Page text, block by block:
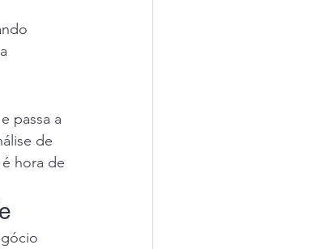
passa a
de
hora de